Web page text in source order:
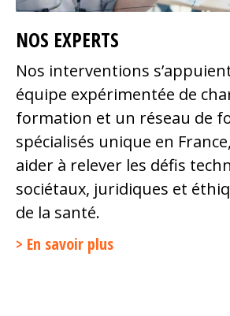
NOS EXPERTS
Nos interventions
équipe expérimentée de
formation et un réseau de
spécialisés unique en
aider à relever les défis
sociétaux, juridiques et
de la santé.
En savoir plus